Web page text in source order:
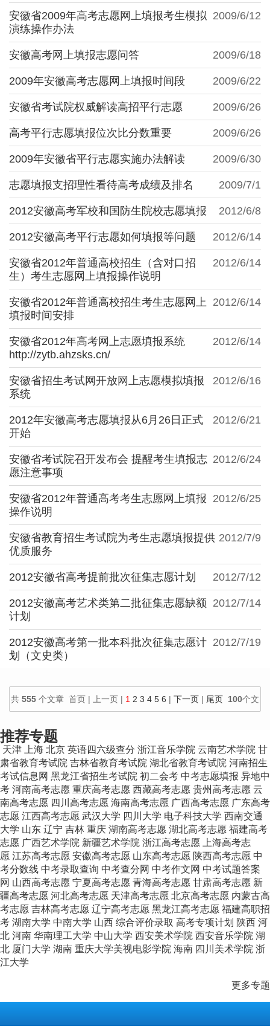
2009/6/12
安徽省2009年高考志愿网上填报考生模拟
演练操作办法
2009/6/18
安徽高考网上填报志愿问答
2009/6/22
2009年安徽高考志愿网上填报时间段
2009/6/26
安徽省考试院权威解读高招平行志愿
2009/6/26
高考平行志愿填报位次比分数重要
2009/6/30
2009年安徽省平行志愿实施办法解读
2009/7/1
志愿填报支招理性看待高考成绩及排名
2012/6/8
2012安徽高考军校和国防生院校志愿填报
2012/6/14
2012安徽高考平行志愿如何填报等问题
2012/6/14
安徽省2012年普通高校招生（含对口招
生）考生志愿网上填报操作说明
2012/6/14
安徽省2012年普通高校招生考生志愿网上
填报时间安排
2012/6/14
安徽省2012年高考网上志愿填报系统
http://zytb.ahzsks.cn/
2012/6/16
安徽省招生考试网开放网上志愿模拟填报
系统
2012/6/21
2012年安徽高考志愿填报从6月26日正式
开始
2012/6/24
安徽省考试院召开发布会 提醒考生填报志
愿注意事项
2012/6/25
安徽省2012年普通高考考生志愿网上填报
操作说明
2012/7/9
安徽省教育招生考试院为考生志愿填报提供
优质服务
2012/7/12
2012安徽省高考提前批次征集志愿计划
2012/7/14
2012安徽高考艺术类第二批征集志愿缺额
计划
2012/7/19
2012安徽高考第一批本科批次征集志愿计
划（文史类）
共 555 个文章 首页 | 上一页 | 1 2 3 4 5 6 | 下一页 | 尾页 100个文
推荐专题
天津 上海 北京 英语四六级查分 浙江音乐学院 云南艺术学院 甘
肃省教育考试院 吉林省教育考试院 湖北省教育考试院 河南招生
考试信息网 黑龙江省招生考试院 初二会考 中考志愿填报 异地中
考 河南高考志愿 重庆高考志愿 西藏高考志愿 贵州高考志愿 云
南高考志愿 四川高考志愿 海南高考志愿 广西高考志愿 广东高考
志愿 江西高考志愿 武汉大学 四川大学 电子科技大学 西南交通
大学 山东 辽宁 吉林 重庆 湖南高考志愿 湖北高考志愿 福建高考
志愿 广西艺术学院 新疆艺术学院 浙江高考志愿
上海高考志
愿 江苏高考志愿 安徽高考志愿 山东高考志愿 陕西高考志愿 中
考分数线 中考录取查询 中考查分网 中考作文网 中考试题答案
网 山西高考志愿 宁夏高考志愿 青海高考志愿 甘肃高考志愿 新
疆高考志愿 河北高考志愿 天津高考志愿 北京高考志愿 内蒙古高
考志愿 吉林高考志愿 辽宁高考志愿 黑龙江高考志愿 福建高职招
考 湖南大学 中南大学 山西 综合评价录取 高考专项计划 陕西 河
北 河南 华南理工大学 中山大学 西安美术学院 西安音乐学院 湖
北 厦门大学 湖南 重庆大学美视电影学院 海南 四川美术学院 浙
江大学
更多专题